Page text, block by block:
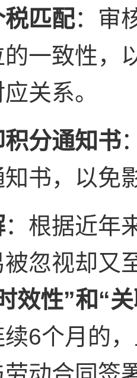
匹配：审
一致性，
关系。
分通知书
书，以免
：根据近年
忽视却又
效性”和“
6个月的